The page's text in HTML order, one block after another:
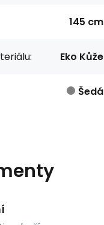
145 cm
Eko Kůže
Šedá